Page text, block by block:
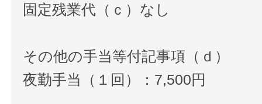
固定残業代（ｃ）なし
その他の手当等付記事項（ｄ）
夜勤手当（１回）：7,500円